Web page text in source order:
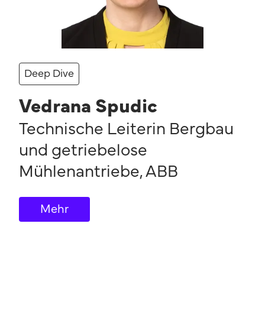
Deep Dive
Vedrana Spudic
Technische Leiterin Bergbau
und getriebelose
Mühlenantriebe,ABB
Mehr